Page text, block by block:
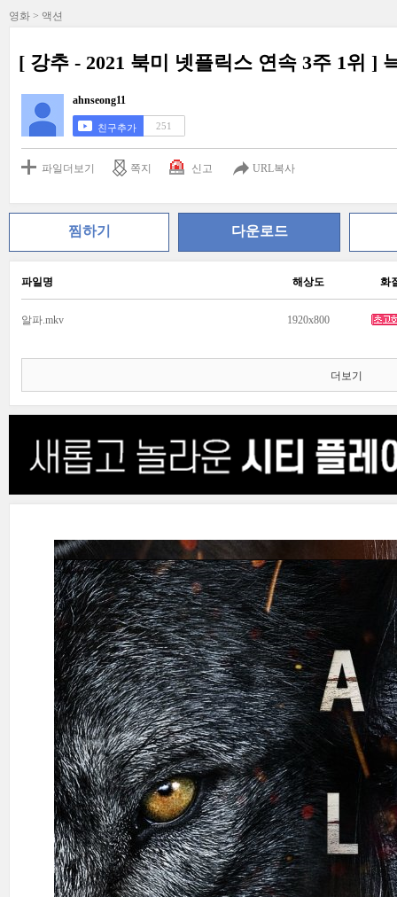
영화 > 액션
[ 강추 - 2021 북미 넷플릭스 연속 3주 1위 ]
ahnseong11
친구추가 251
파일더보기 쪽지 신고 URL복사
찜하기 다운로드
파일명 해상도 화
알파.mkv 1920x800
더보기